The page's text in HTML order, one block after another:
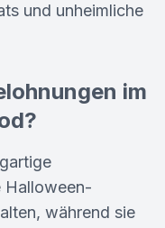
und unheimliche
im
Halloween-
während sie